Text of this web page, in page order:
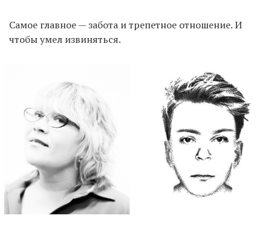
Самое главное — забота и трепетное отношение. И
чтобы умел извиняться.